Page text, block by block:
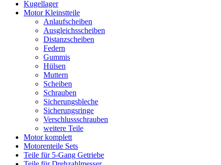
Kugellager
Motor Kleinstteile
Anlaufscheiben
Ausgleichsscheiben
Distanzscheiben
Federn
Gummis
Hülsen
Muttern
Scheiben
Schrauben
Sicherungsbleche
Sicherungsringe
Verschlussschrauben
weitere Teile
Motor komplett
Motorenteile Sets
Teile für 5-Gang Getriebe